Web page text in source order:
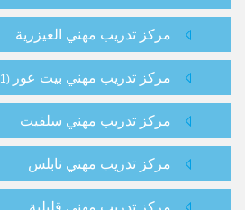
مركز تدريب مهني العيزرية
مركز تدريب مهني بيت عور (1)
مركز تدريب مهني سلفيت
مركز تدريب مهني نابلس
مركز تدريب مهني قليلية